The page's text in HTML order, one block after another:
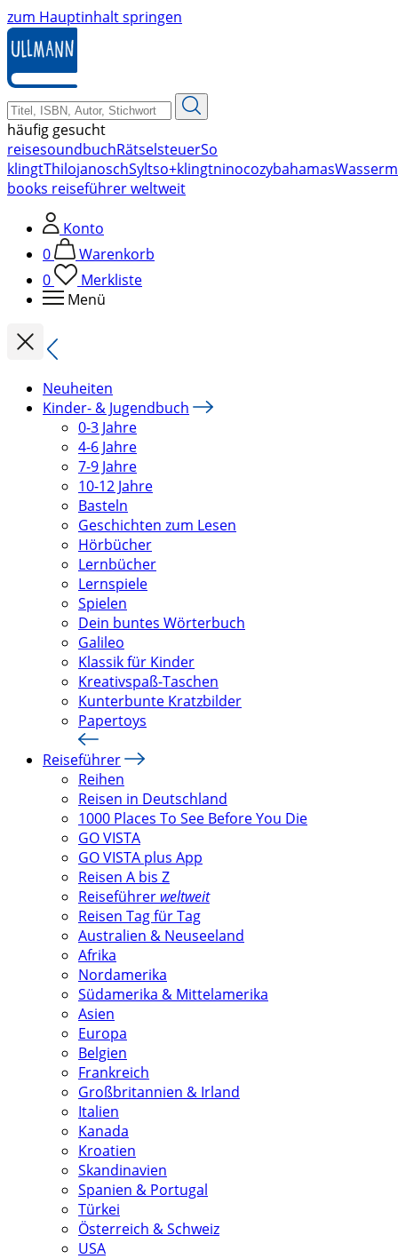
zum Hauptinhalt springen
häufig gesucht
reisesoundbuchRätselsteuerSo
klingtThilojanoschSyltso+klingtninocozybahamas
books reiseführer weltweit
Konto
0
Warenkorb
0
Merkliste
Menü
Neuheiten
Kinder- & Jugendbuch
0-3 Jahre
4-6 Jahre
7-9 Jahre
10-12 Jahre
Basteln
Geschichten zum Lesen
Hörbücher
Lernbücher
Lernspiele
Spielen
Dein buntes Wörterbuch
Galileo
Klassik für Kinder
Kreativspaß-Taschen
Kunterbunte Kratzbilder
Papertoys
Reiseführer
Reihen
Reisen in Deutschland
1000 Places To See Before You Die
GO VISTA
GO VISTA plus App
Reisen A bis Z
Reiseführer weltweit
Reisen Tag für Tag
Australien & Neuseeland
Afrika
Nordamerika
Südamerika & Mittelamerika
Asien
Europa
Belgien
Frankreich
Großbritannien & Irland
Italien
Kanada
Kroatien
Skandinavien
Spanien & Portugal
Türkei
Österreich & Schweiz
USA